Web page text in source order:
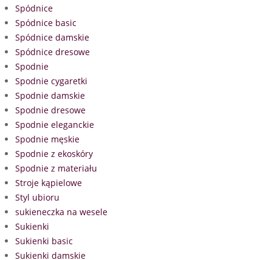
Spódnice
Spódnice basic
Spódnice damskie
Spódnice dresowe
Spodnie
Spodnie cygaretki
Spodnie damskie
Spodnie dresowe
Spodnie eleganckie
Spodnie męskie
Spodnie z ekoskóry
Spodnie z materiału
Stroje kąpielowe
Styl ubioru
sukieneczka na wesele
Sukienki
Sukienki basic
Sukienki damskie